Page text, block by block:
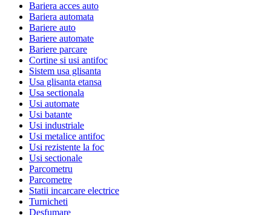
Bariera acces auto
Bariera automata
Bariere auto
Bariere automate
Bariere parcare
Cortine si usi antifoc
Sistem usa glisanta
Usa glisanta etansa
Usa sectionala
Usi automate
Usi batante
Usi industriale
Usi metalice antifoc
Usi rezistente la foc
Usi sectionale
Parcometru
Parcometre
Statii incarcare electrice
Turnicheti
Desfumare